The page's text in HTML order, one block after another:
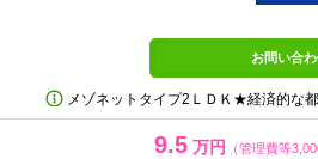
お問い合
メゾネットタイプ2ＬＤＫ★経済的な都
9.5 万円 （管理費等